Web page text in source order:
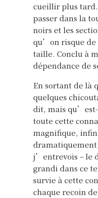
cueillir plus
passer dans la
noirs et les
qu’on risque
taille. Conclu à
dépendance de
En sortant de là
quelques
dit, mais
toute cette
magnifique,
dramatiquement
j’entrevois – le
grandi dans ce
survie à cette
chaque recoin